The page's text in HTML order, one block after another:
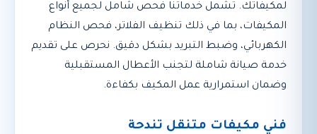
لمكيفاتك. تشمل خدماتنا فحص شامل لجميع أنواع
المكيفات، بما في ذلك تنظيف الفلاتر، فحص النظام
الكهربائي، وضبط التبريد بشكل دقيق. نحرص على تقديم
خدمة صيانة شاملة لتجنب الأعطال المستقبلية
وضمان استمرارية عمل المكيف بكفاءة.
فني مكيفات متنقل تندحة